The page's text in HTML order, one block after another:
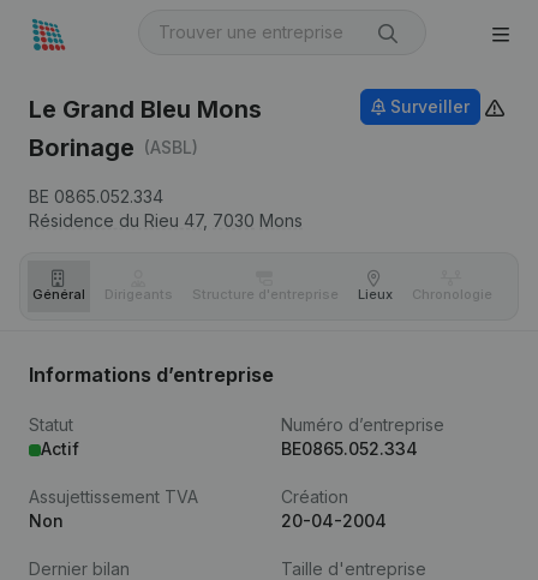
Le Grand Bleu Mons
Borinage (ASBL)
BE 0865.052.334
Résidence du Rieu 47, 7030 Mons
Surveiller
Général Dirigeants Structure d'entreprise Lieux Chronologie
Informations d’entreprise
Statut
Actif
Numéro d’entreprise
BE0865.052.334
Assujettissement TVA
Non
Création
20-04-2004
Dernier bilan
Taille d'entreprise